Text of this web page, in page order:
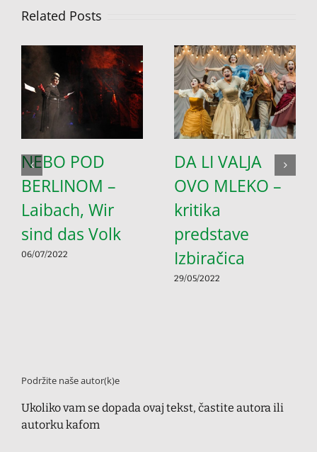
Related Posts
NEBO POD
BERLINOM –
Laibach, Wir
sind das Volk
06/07/2022
DA LI VALJA
OVO MLEKO –
kritika
predstave
Izbiračica
29/05/2022
Podržite naše autor(k)e
Ukoliko vam se dopada ovaj tekst, častite autora ili
autorku kafom